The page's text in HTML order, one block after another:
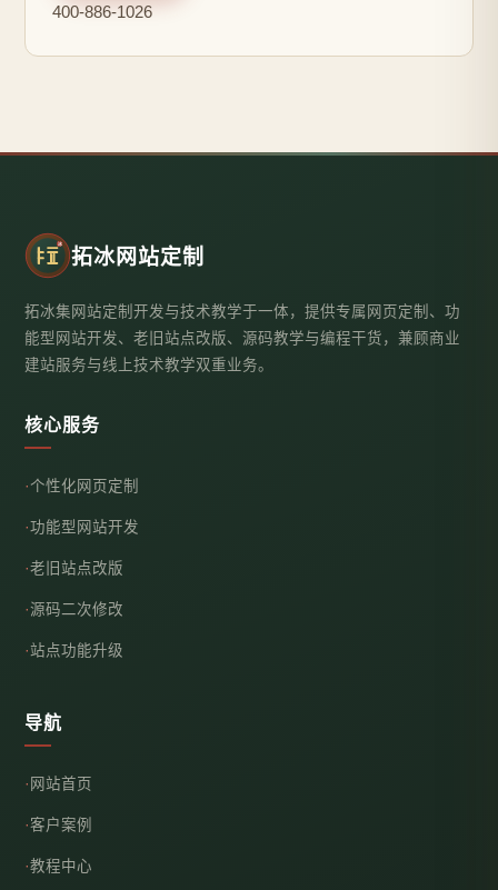
400-886-1026
拓冰网站定制
拓冰集网站定制开发与技术教学于一体，提供专属网页定制、功
能型网站开发、老旧站点改版、源码教学与编程干货，兼顾商业
建站服务与线上技术教学双重业务。
核心服务
个性化网页定制
功能型网站开发
老旧站点改版
源码二次修改
站点功能升级
导航
网站首页
客户案例
教程中心